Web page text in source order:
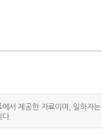
에서 제공한 자료이며, 일하자
다.